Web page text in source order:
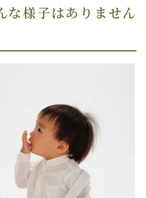
な様子はありません